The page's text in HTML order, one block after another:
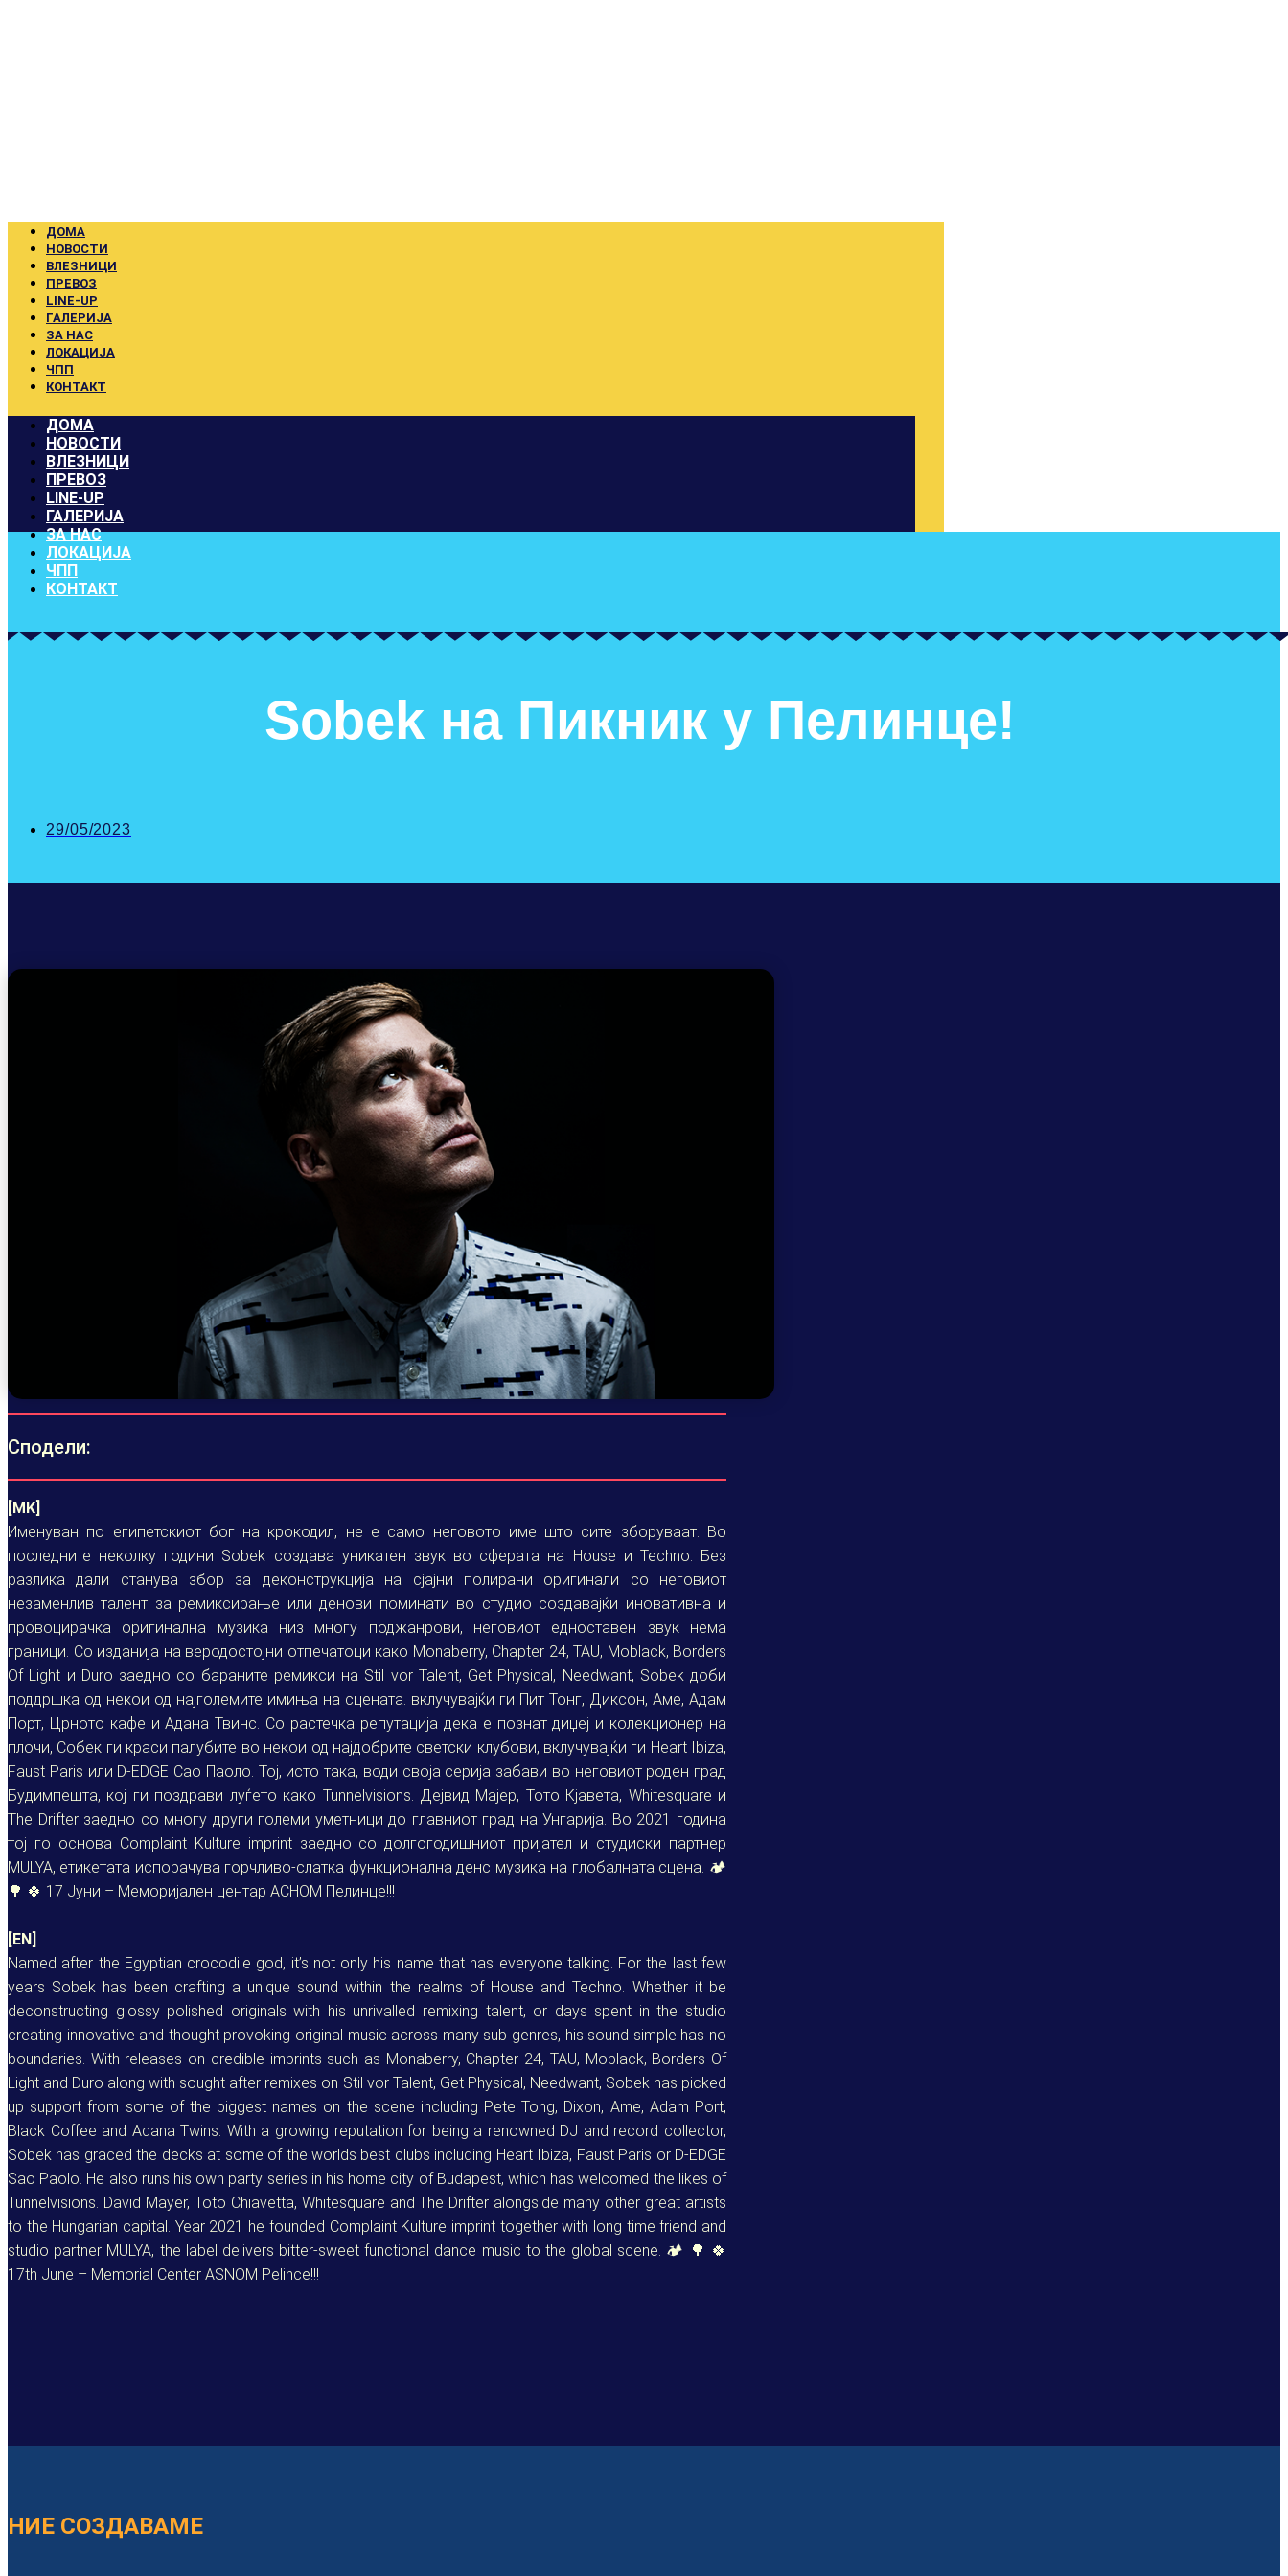
ДОМА
НОВОСТИ
ВЛЕЗНИЦИ
ПРЕВОЗ
LINE-UP
ГАЛЕРИЈА
ЗА НАС
ЛОКАЦИЈА
ЧПП
КОНТАКТ
ДОМА
НОВОСТИ
ВЛЕЗНИЦИ
ПРЕВОЗ
LINE-UP
ГАЛЕРИЈА
ЗА НАС
ЛОКАЦИЈА
ЧПП
КОНТАКТ
Sobek на Пикник у Пелинце!
29/05/2023
Сподели:
[MK]
Именуван по египетскиот бог на крокодил, не е само неговото име што сите зборуваат. Во
последните неколку години Sobek создава уникатен звук во сферата на House и Techno. Без
разлика дали станува збор за деконструкција на сјајни полирани оригинали со неговиот
незаменлив талент за ремиксирање или денови поминати во студио создавајќи иновативна и
провоцирачка оригинална музика низ многу поджанрови, неговиот едноставен звук нема
граници. Со изданија на веродостојни отпечатоци како Monaberry, Chapter 24, TAU, Moblack, Borders
Of Light и Duro заедно со бараните ремикси на Stil vor Talent, Get Physical, Needwant, Sobek доби
поддршка од некои од најголемите имиња на сцената. вклучувајќи ги Пит Тонг, Диксон, Аме, Адам
Порт, Црното кафе и Адана Твинс. Со растечка репутација дека е познат диџеј и колекционер на
плочи, Собек ги краси палубите во некои од најдобрите светски клубови, вклучувајќи ги Heart Ibiza,
Faust Paris или D-EDGE Сао Паоло. Тој, исто така, води своја серија забави во неговиот роден град
Будимпешта, кој ги поздрави луѓето како Tunnelvisions. Дејвид Мајер, Тото Кјавета, Whitesquare и
The Drifter заедно со многу други големи уметници до главниот град на Унгарија. Во 2021 година
тој го основа Complaint Kulture imprint заедно со долгогодишниот пријател и студиски партнер
MULYA, етикетата испорачува горчливо-слатка функционална денс музика на глобалната сцена. 🏕️
🌳 🍀 17 Јуни – Меморијален центар АСНОМ Пелинце!!!
[EN]
Named after the Egyptian crocodile god, it’s not only his name that has everyone talking. For the last few
years Sobek has been crafting a unique sound within the realms of House and Techno. Whether it be
deconstructing glossy polished originals with his unrivalled remixing talent, or days spent in the studio
creating innovative and thought provoking original music across many sub genres, his sound simple has no
boundaries. With releases on credible imprints such as Monaberry, Chapter 24, TAU, Moblack, Borders Of
Light and Duro along with sought after remixes on Stil vor Talent, Get Physical, Needwant, Sobek has picked
up support from some of the biggest names on the scene including Pete Tong, Dixon, Ame, Adam Port,
Black Coffee and Adana Twins. With a growing reputation for being a renowned DJ and record collector,
Sobek has graced the decks at some of the worlds best clubs including Heart Ibiza, Faust Paris or D-EDGE
Sao Paolo. He also runs his own party series in his home city of Budapest, which has welcomed the likes of
Tunnelvisions. David Mayer, Toto Chiavetta, Whitesquare and The Drifter alongside many other great artists
to the Hungarian capital. Year 2021 he founded Complaint Kulture imprint together with long time friend and
studio partner MULYA, the label delivers bitter-sweet functional dance music to the global scene. 🏕️ 🌳 🍀
17th June – Memorial Center ASNOM Pelince!!!
НИЕ СОЗДАВАМЕ